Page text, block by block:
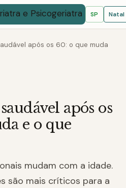
SP Natal
após os 60: o que muda
após os
e o que
mudam com a idade.
são mais críticos para a